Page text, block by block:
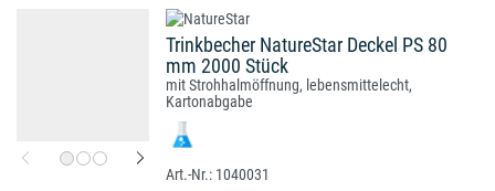
Trinkbecher NatureStar Deckel PS 80
mm 2000 Stück
mit Strohhalmöffnung, lebensmittelecht,
Kartonabgabe
1040031